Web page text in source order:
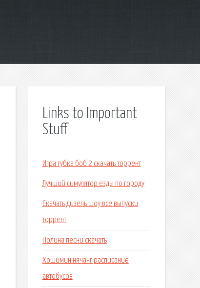
Links to Important
Stuff
Игра губка боб 2 скачать торрент
Лучший симулятор езды по городу
Скачать дизель шоу все выпуски
торрент
Полина песни скачать
Хошимин нячанг расписание
автобусов